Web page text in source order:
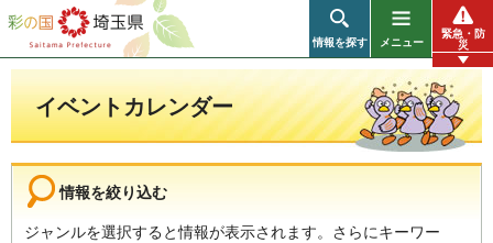
彩の国 埼玉県
情報を探す メニュー
緊急・防
災
イベントカレンダー
情報を絞り込む
ジャンルを選択すると情報が表示されます。さらにキーワー